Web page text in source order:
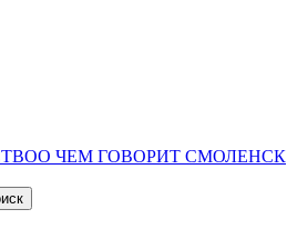
О ЧЕМ ГОВОРИТ СМОЛЕНСК